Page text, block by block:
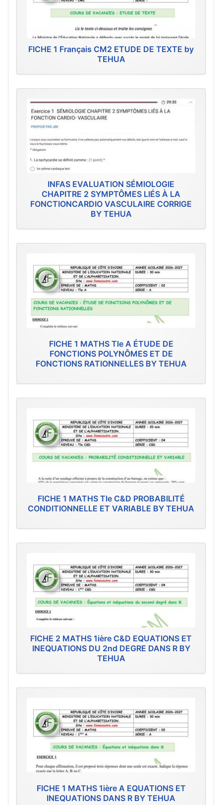
FICHE 1 Français CM2 ETUDE DE TEXTE by
TEHUA
INFAS EVALUATION SÉMIOLOGIE
CHAPITRE 2 SYMPTÔMES LIÉS À LA
FONCTIONCARDIO VASCULAIRE CORRIGE
BY TEHUA
FICHE 1 MATHS Tle A ÉTUDE DE
FONCTIONS POLYNÔMES ET DE
FONCTIONS RATIONNELLES BY TEHUA
FICHE 1 MATHS Tle C&D PROBABILITÉ
CONDITIONNELLE ET VARIABLE BY TEHUA
FICHE 2 MATHS 1ière C&D EQUATIONS ET
INEQUATIONS DU 2nd DEGRE DANS R BY
TEHUA
FICHE 1 MATHS 1ière A EQUATIONS ET
INEQUATIONS DANS R BY TEHUA